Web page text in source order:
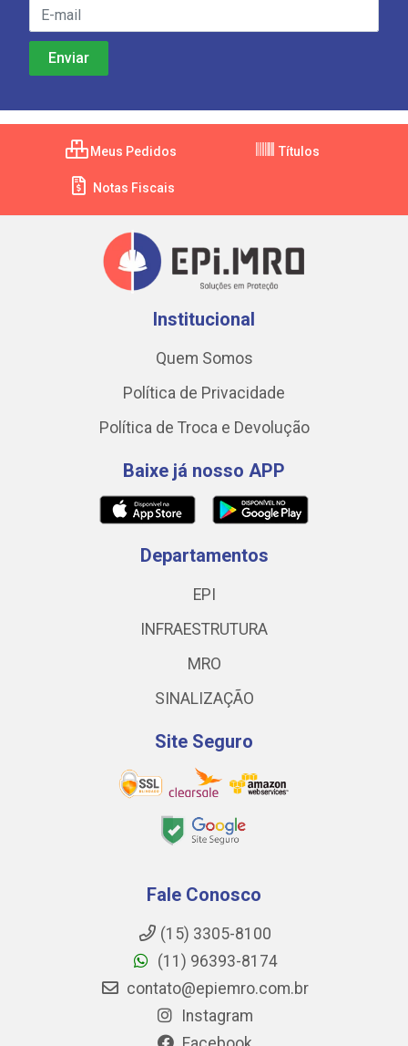
Meus Pedidos Títulos
Notas Fiscais
Institucional
Quem Somos
Política de Privacidade
Política de Troca e Devolução
Baixe já nosso APP
Departamentos
EPI
INFRAESTRUTURA
MRO
SINALIZAÇÃO
Site Seguro
Fale Conosco
(15) 3305-8100
(11) 96393-8174
contato@epiemro.com.br
Instagram